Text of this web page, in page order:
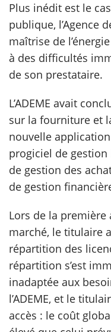
Plus inédit est le
publique, l’Agence
maîtrise de
à des difficultés
de son prestataire.
L’ADEME avait
sur la fourniture et
nouvelle
progiciel de
de gestion des
de gestion
Lors de la première
marché, le titulaire
répartition des
répartition s’est
inadaptée aux
l’ADEME, et le
accès : le coût